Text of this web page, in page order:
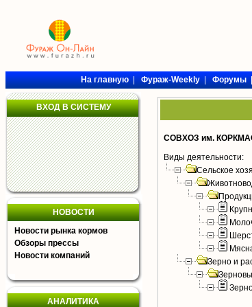
На главную|Фураж-Weekly|Форумы
ВХОД В СИСТЕМУ
НОВОСТИ
Новости рынка кормов
Обзоры прессы
Новости компаний
АНАЛИТИКА
СОВХОЗ им.
Виды деятельности:
Сельское
Зерно и